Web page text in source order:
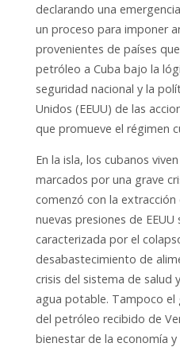
declarando una
un proceso para imponer
provenientes de países
petróleo a Cuba bajo la
seguridad nacional y la
Unidos (EEUU) de las
que promueve el régimen
En la isla, los cubanos
marcados por una grave
comenzó con la
nuevas presiones de
caracterizada por el
desabastecimiento de
crisis del sistema de salud
agua potable. Tampoco el
del petróleo recibido de
bienestar de la economía